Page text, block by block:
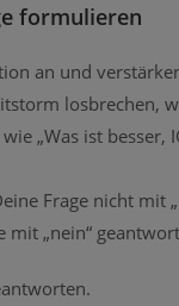
formulieren
an und
losbrechen,
„Was ist
Frage nicht
mit „nein“